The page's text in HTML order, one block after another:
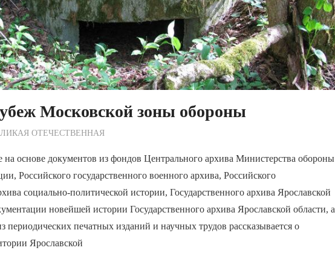
Московской зоны обороны
по Редакции
ОТЕЧЕСТВЕННАЯ
на основе документов из фондов Центрального архива Министерства обороны
Российского государственного военного архива, Российского
социально-политической истории, Государственного архива Ярославской
новейшей истории Государственного архива Ярославской области, а
периодических печатных изданий и научных трудов рассказывается о
Ярославской